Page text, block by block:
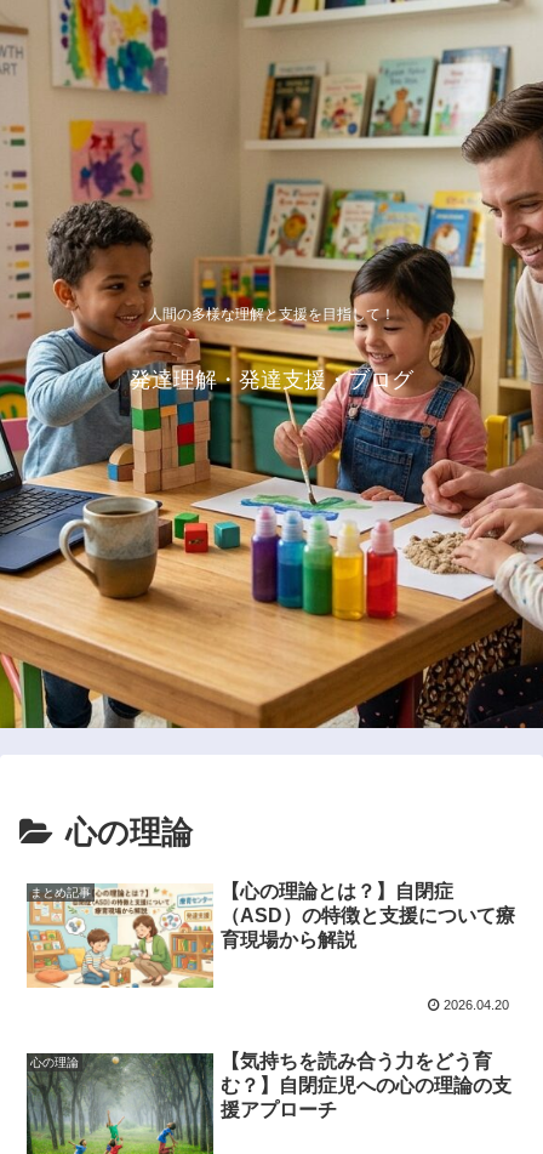
人間の多様な理解と支援を目指して！
発達理解・発達支援・ブログ
心の理論
まとめ記事
【心の理論とは？】自閉症
（ASD）の特徴と支援について療
育現場から解説
2026.04.20
心の理論
【気持ちを読み合う力をどう育
む？】自閉症児への心の理論の支
援アプローチ